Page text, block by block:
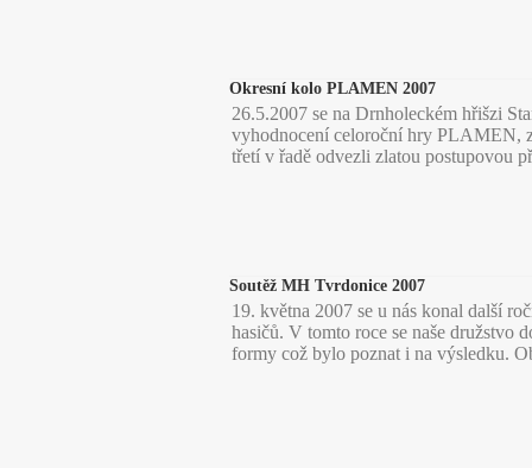
Okresní kolo PLAMEN 2007
26.5.2007 se na Drnholeckém hřišzi
vyhodnocení celoroční hry PLAMEN,
třetí v řadě odvezli zlatou postupovou
Soutěž MH Tvrdonice 2007
19. května 2007 se u nás konal další
hasičů. V tomto roce se naše družstvo
formy což bylo poznat i na výsledku.